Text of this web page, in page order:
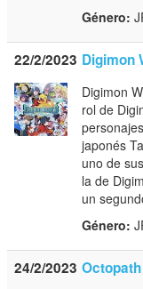
Género:
22/2/2023 Digimon
Digimon
rol de
japonés
uno de
la de
un
Género:
24/2/2023